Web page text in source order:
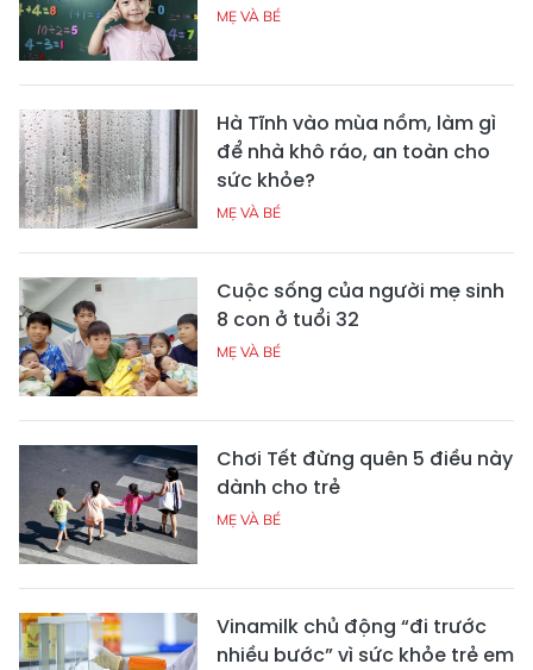
MẸ VÀ BÉ
Hà Tĩnh vào mùa nồm, làm gì
để nhà khô ráo, an toàn cho
sức khỏe?
MẸ VÀ BÉ
Cuộc sống của người mẹ sinh
8 con ở tuổi 32
MẸ VÀ BÉ
Chơi Tết đừng quên 5 điều này
dành cho trẻ
MẸ VÀ BÉ
Vinamilk chủ động “đi trước
nhiều bước” vì sức khỏe trẻ em